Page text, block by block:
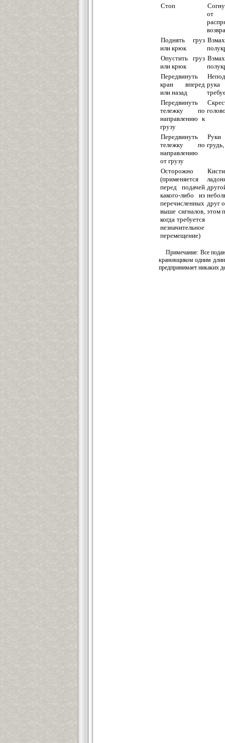
Стоп
от
Поднять груз
или крюк
Опустить груз
или крюк
Передвинуть
кран вперед
или назад
рука
Передвинуть
тележку по
направлению к
грузу
Передвинуть
тележку по
направлению
от грузу
Осторожно
(применяется
перед подачей
какого-либо из
перечисленных
выше сигналов,
когда требуется
незначительное
перемещение)
друг
этом
Примечание: Все
крановщиком одним
предпринимает никаких